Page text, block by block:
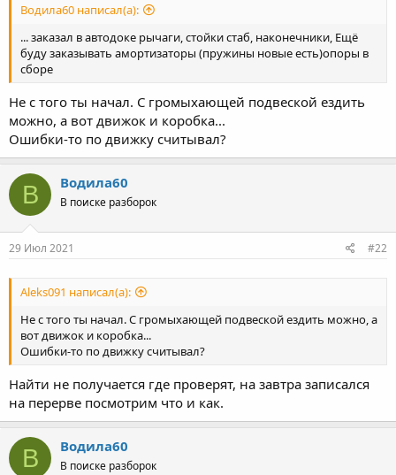
Водила60 написал(а):
... заказал в автодоке рычаги, стойки стаб, наконечники, Ещё
буду заказывать амортизаторы (пружины новые есть)опоры в
сборе
Не с того ты начал. С громыхающей подвеской ездить
можно, а вот движок и коробка...
Ошибки-то по движку считывал?
В Водила60
В поиске разборок
29 Июл 2021 #22
Aleks091 написал(а):
Не с того ты начал. С громыхающей подвеской ездить можно, а
вот движок и коробка...
Ошибки-то по движку считывал?
Найти не получается где проверят, на завтра записался
на перерве посмотрим что и как.
В Водила60
В поиске разборок